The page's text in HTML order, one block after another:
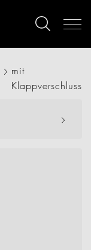
mit
Klappverschluss